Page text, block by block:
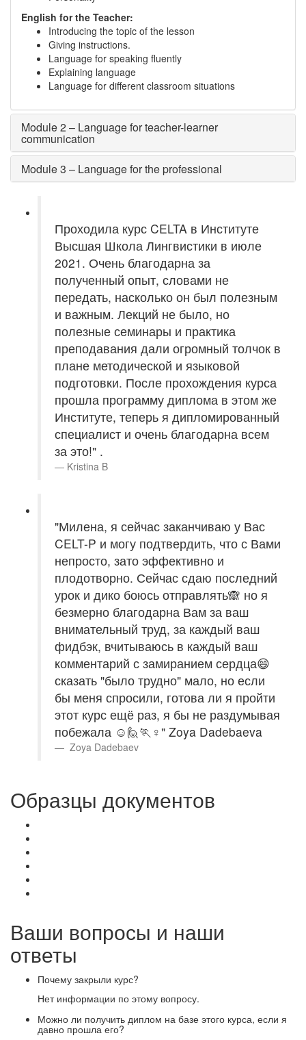
English for the Teacher:
Introducing the topic of the lesson
Giving instructions.
Language for speaking fluently
Explaining language
Language for different classroom situations
Module 2 – Language for teacher-learner
communication
Module 3 – Language for the professional
Проходила курс CELTA в Институте
Высшая Школа Лингвистики в июле
2021. Очень благодарна за
полученный опыт, словами не
передать, насколько он был полезным
и важным. Лекций не было, но
полезные семинары и практика
преподавания дали огромный толчок в
плане методической и языковой
подготовки. После прохождения курса
прошла программу диплома в этом же
Институте, теперь я дипломированный
специалист и очень благодарна всем
за это!" .
Kristina B
"Милена, я сейчас заканчиваю у Вас
CELT-P и могу подтвердить, что с Вами
непросто, зато эффективно и
плодотворно. Сейчас сдаю последний
урок и дико боюсь отправлять🙈 но я
безмерно благодарна Вам за ваш
внимательный труд, за каждый ваш
фидбэк, вчитываюсь в каждый ваш
комментарий с замиранием сердца😄
сказать "было трудно" мало, но если
бы меня спросили, готова ли я пройти
этот курс ещё раз, я бы не раздумывая
побежала ☺🙋🏃♀️" Zoya Dadebaeva
Zoya Dadebaev
Образцы документов
Ваши вопросы и наши
ответы
Почему закрыли курс?
Нет информации по этому вопросу.
Можно ли получить диплом на базе этого курса, если я
давно прошла его?